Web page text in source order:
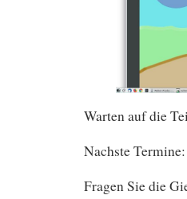
Warten auf die
Nachste Termine:
Fragen Sie die